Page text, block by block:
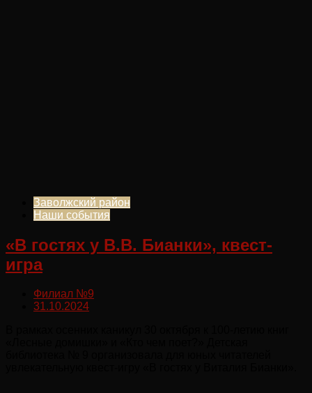
Заволжский район
Наши события
«В гостях у В.В. Бианки», квест-
игра
Филиал №9
31.10.2024